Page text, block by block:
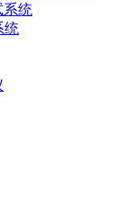
系统
统